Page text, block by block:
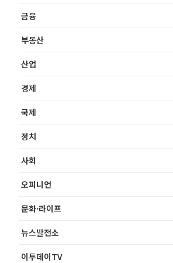
금융
부동산
산업
경제
국제
정치
사회
오피니언
문화·라이프
뉴스발전소
이투데이TV